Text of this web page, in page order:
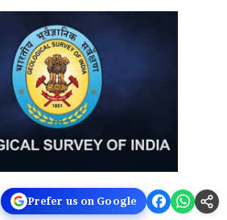
Prefer us on Google